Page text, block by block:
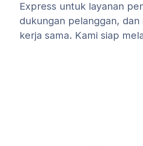
Express untuk layanan
dukungan pelanggan, dan
kerja sama. Kami siap